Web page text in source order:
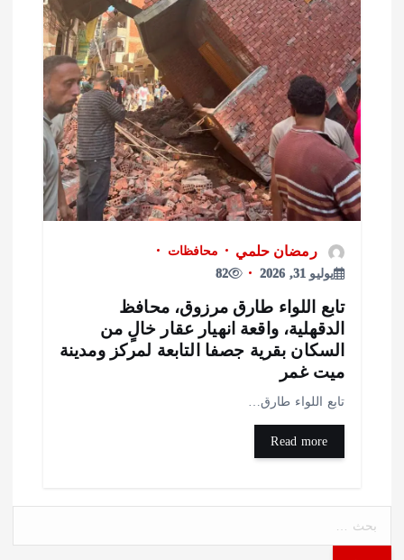
رمضان حلمي
محافظات
82
اللواء طارق مرزوق، محافظ
واقعة انهيار عقار خالٍ من
بقرية جصفا التابعة لمركز ومدينة
غمر
اللواء طارق…